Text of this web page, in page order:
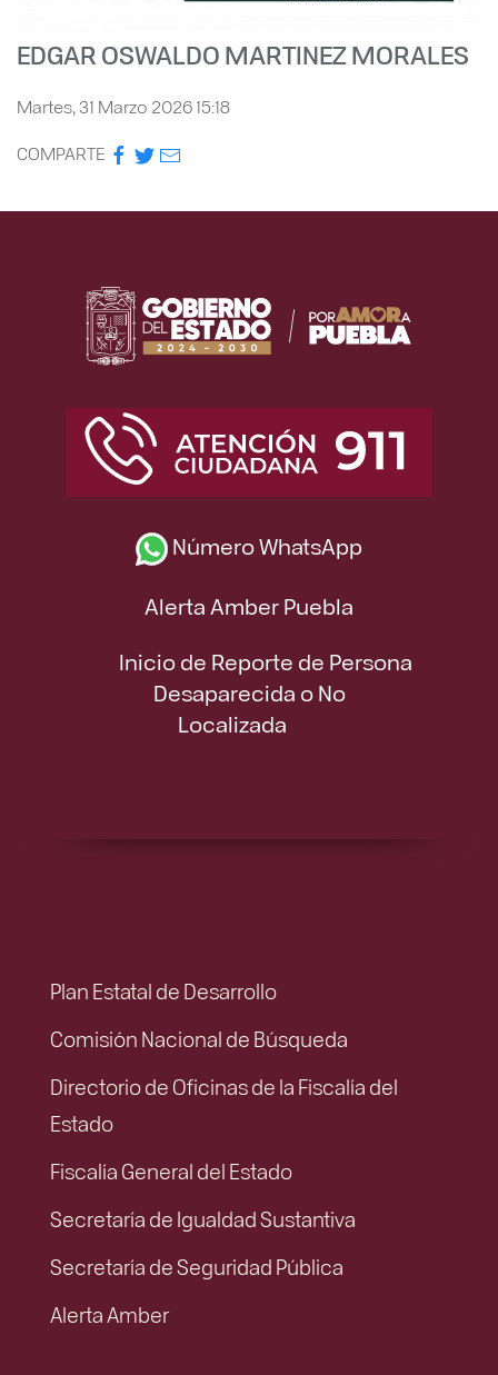
EDGAR OSWALDO MARTINEZ MORALES
Martes, 31 Marzo 2026 15:18
COMPARTE
Número WhatsApp
Alerta Amber Puebla
Inicio de Reporte de Persona
Desaparecida o No
Localizada
Plan Estatal de Desarrollo
Comisión Nacional de Búsqueda
Directorio de Oficinas de la Fiscalía del
Estado
Fiscalía General del Estado
Secretaría de Igualdad Sustantiva
Secretaría de Seguridad Pública
Alerta Amber